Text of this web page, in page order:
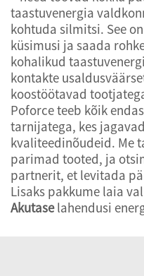
taastuvenergia
kohtuda silmitsi. See
küsimusi ja saada
kohalikud
kontakte
koostöötavad
Poforce teeb kõik
tarnijatega, kes
kvaliteedinõudeid. Me
parimad tooted, ja
partnerit, et levitada
Lisaks pakkume laia
Akutaselahendusi